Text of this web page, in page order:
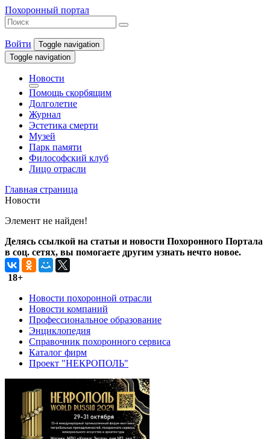
Похоронный портал
Войти
Toggle navigation
Toggle navigation
Новости
Помощь скорбящим
Долголетие
Журнал
Эстетика смерти
Музей
Парк памяти
Философский клуб
Лицо отрасли
Главная страница
Новости
Элемент не найден!
Делясь ссылкой на статьи и новости Похоронного Портала
в соц. сетях, вы помогаете другим узнать нечто новое.
18+
Новости похоронной отрасли
Новости компаний
Профессиональное образование
Энциклопедия
Справочник похоронного сервиса
Каталог фирм
Проект "НЕКРОПОЛЬ"